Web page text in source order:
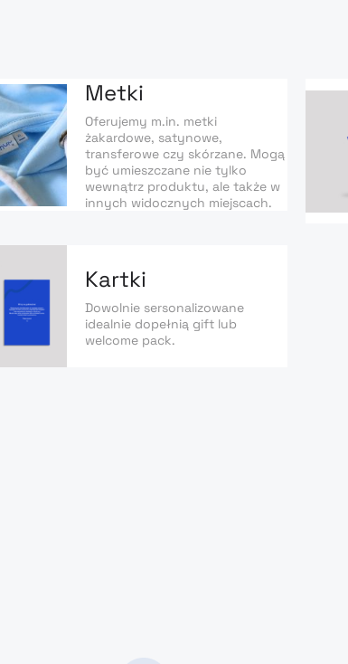
Metki
Oferujemy m.in. metki
żakardowe, satynowe,
transferowe czy skórzane. Mogą
być umieszczane nie tylko
wewnątrz produktu, ale także w
innych widocznych miejscach.
Kartki
Dowolnie sersonalizowane
idealnie dopełnią gift lub
welcome pack.